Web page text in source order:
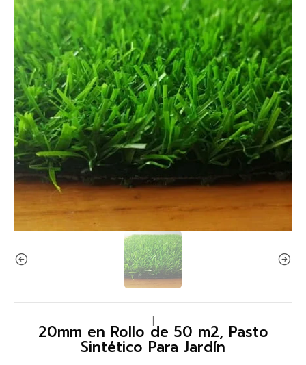
20mm en Rollo de 50 m2, Pasto
Sintético Para Jardín